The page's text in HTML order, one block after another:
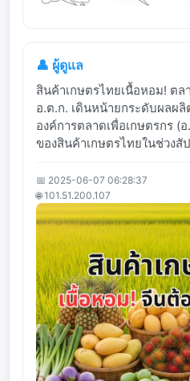
👤 ผู้ดูแล
สินค้าเกษตรไทยเนื้อหอม! ต
อ.ต.ก. เดินหน้ายกระดับผลผ
องค์การตลาดเพื่อเกษตรกร (
ของสินค้าเกษตรไทยในช่วงสั
📅 2025-06-07 06:28:37
🌐 101.51.200.107